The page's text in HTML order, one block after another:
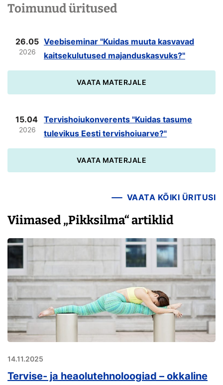
Toimunud üritused
26.05
2026
Veebiseminar "Kuidas muuta kasvavad
kaitsekulutused majanduskasvuks?"
VAATA MATERJALE
15.04
2026
Tervishoiukonverents "Kuidas tasume
tulevikus Eesti tervishoiuarve?"
VAATA MATERJALE
VAATA KÕIKI ÜRITUSI
Viimased „Pikksilma“ artiklid
14.11.2025
Tervise- ja heaolutehnoloogiad – okkaline